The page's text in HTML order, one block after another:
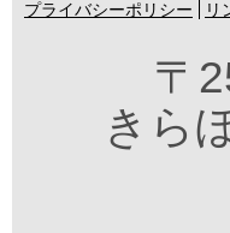
プライバシーポリシー リ
〒
きら